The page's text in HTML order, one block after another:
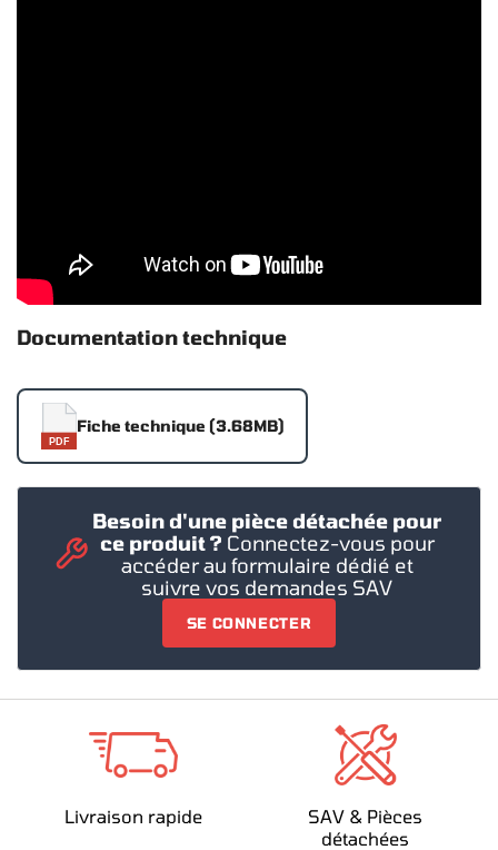
Documentation technique
PDF
Fiche technique (3.68MB)
Besoin d'une pièce détachée pour
ce produit ? Connectez-vous pour
accéder au formulaire dédié et
suivre vos demandes SAV
SE CONNECTER
Livraison rapide
SAV & Pièces
détachées